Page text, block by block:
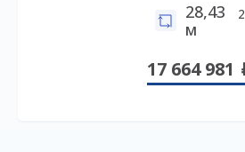
28,43
м
2
17 664 981